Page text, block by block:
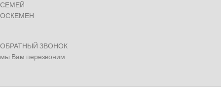
СЕМЕЙ
ОСКЕМЕН
ОБРАТНЫЙ ЗВОНОК
мы Вам перезвоним